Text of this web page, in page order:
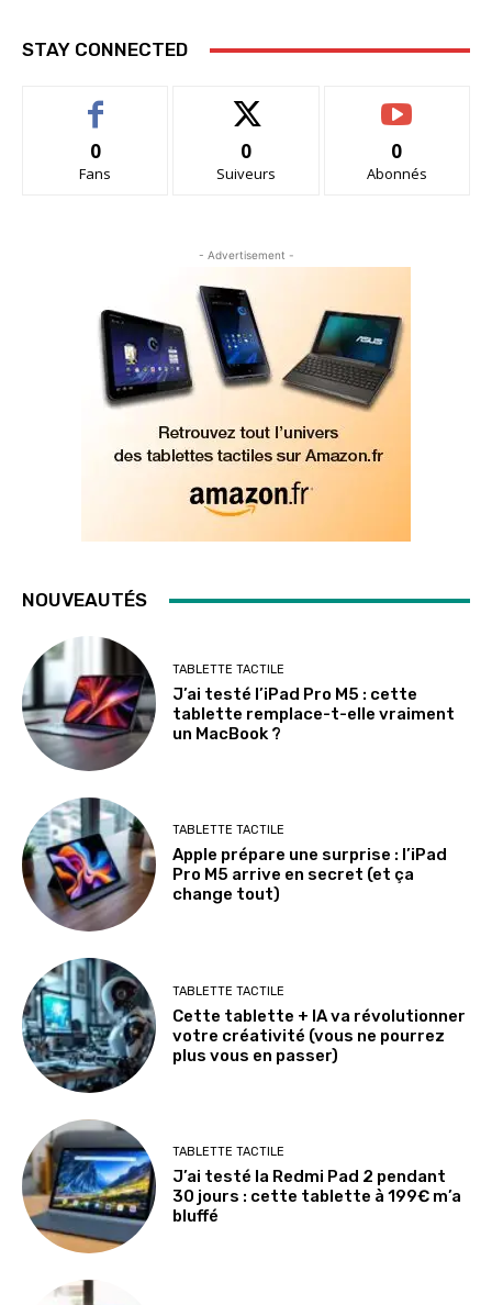
STAY CONNECTED
0
Fans
0
Suiveurs
0
Abonnés
- Advertisement -
NOUVEAUTÉS
TABLETTE TACTILE
J’ai testé l’iPad Pro M5 : cette
tablette remplace-t-elle vraiment
un MacBook ?
TABLETTE TACTILE
Apple prépare une surprise : l’iPad
Pro M5 arrive en secret (et ça
change tout)
TABLETTE TACTILE
Cette tablette + IA va révolutionner
votre créativité (vous ne pourrez
plus vous en passer)
TABLETTE TACTILE
J’ai testé la Redmi Pad 2 pendant
30 jours : cette tablette à 199€ m’a
bluffé